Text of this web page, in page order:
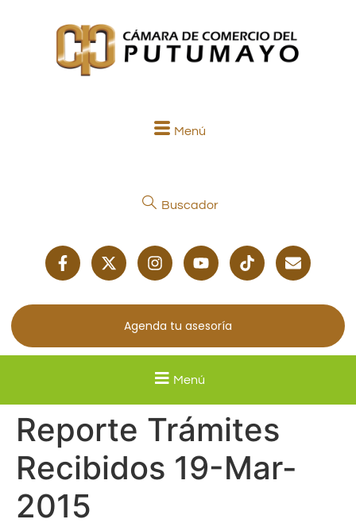
Menú
Buscador
Agenda tu asesoría
Menú
Reporte Trámites
Recibidos 19-Mar-
2015